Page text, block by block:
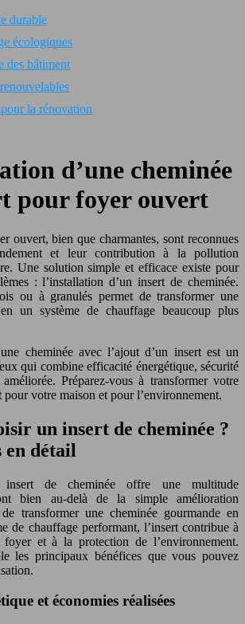
durable
écologiques
des bâtiment
la rénovation
d’une cheminée
pour foyer ouvert
ouvert, bien que charmantes, sont reconnues
et leur contribution à la pollution
Une solution simple et efficace existe pour
: l’installation d’un insert de cheminée.
ou à granulés permet de transformer une
un système de chauffage beaucoup plus
cheminée avec l’ajout d’un insert est un
qui combine efficacité énergétique, sécurité
Préparez-vous à transformer votre
pour votre maison et pour l’environnement.
un insert de cheminée ?
en détail
insert de cheminée offre une multitude
bien au-delà de la simple amélioration
transformer une cheminée gourmande en
de chauffage performant, l’insert contribue à
et à la protection de l’environnement.
les principaux bénéfices que vous pouvez
et économies réalisées